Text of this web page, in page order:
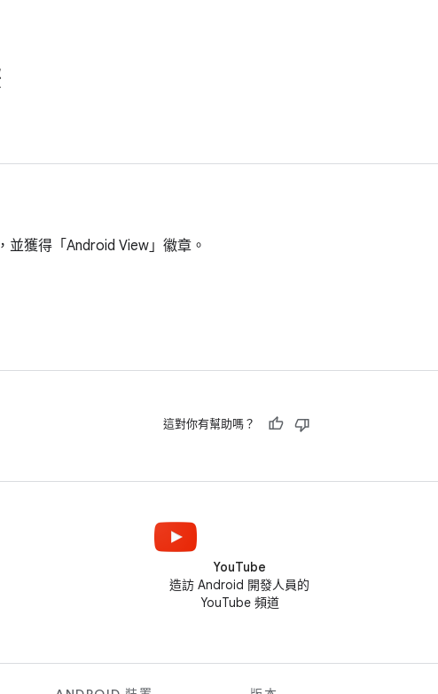
並獲得「Android View」徽章。
這對你有幫助嗎？
YouTube
造訪 Android 開發人員的
YouTube 頻道